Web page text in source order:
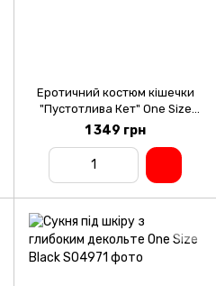
Еротичний костюм кішечки
"Пустотлива Кет" One Size
Black
1 349 грн